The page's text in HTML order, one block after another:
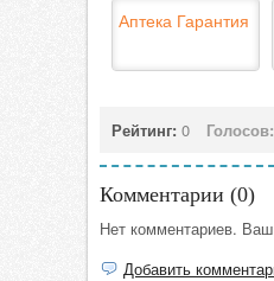
Аптека Гарантия
Рейтинг: 0 Голосов:
Комментарии (0)
Нет комментариев.
Добавить